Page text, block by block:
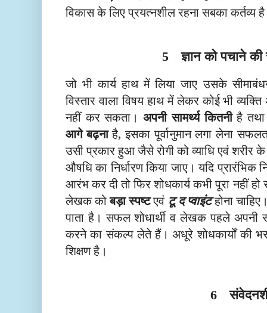
विकास के लिए प्रयत्नशील रहना सबका कर्तव्य
5 ज्ञान को पचाने की
जो भी कार्य हाथ में लिया जाए उसके
विस्तार वाला विषय हाथ में लेकर कोई भी व्यक्ति
नहीं कर सकता।अपनी सामर्थ्य कितनीहै
आगे बढ़नाहै, इसका पूर्वानुमान लगा लेना
उसी प्रकार हुआ जैसे रोगी को व्याधि एवं शरीर
औषधि का निर्धारण किया जाए। यदि प्रारंभिक
आरंभ कर दी तो फिर शोधकार्य कभी पूरा नहीं
लेखक कोबड़ा स्पष्टएवं टू द प्वाइंटहोना
पाता है। सफल शोधार्थी व लेखक पहले अपनी
करने का संकल्प लेते हैं। अधूरे शोधकार्यों की
शिक्षण है।
6